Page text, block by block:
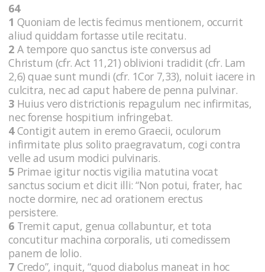
64
1 Quoniam de lectis fecimus mentionem, occurrit
aliud quiddam fortasse utile recitatu.
2 A tempore quo sanctus iste conversus ad
Christum (cfr. Act 11,21) oblivioni tradidit (cfr. Lam
2,6) quae sunt mundi (cfr. 1Cor 7,33), noluit iacere in
culcitra, nec ad caput habere de penna pulvinar.
3 Huius vero districtionis repagulum nec infirmitas,
nec forense hospitium infringebat.
4Contigit autem in eremo Graecii, oculorum
infirmitate plus solito praegravatum, cogi contra
velle ad usum modici pulvinaris.
5 Primae igitur noctis vigilia matutina vocat
sanctus socium et dicit illi: “Non potui, frater, hac
nocte dormire, nec ad orationem erectus
persistere.
6 Tremit caput, genua collabuntur, et tota
concutitur machina corporalis, uti comedissem
panem de lolio.
7 Credo”, inquit, “quod diabolus maneat in hoc